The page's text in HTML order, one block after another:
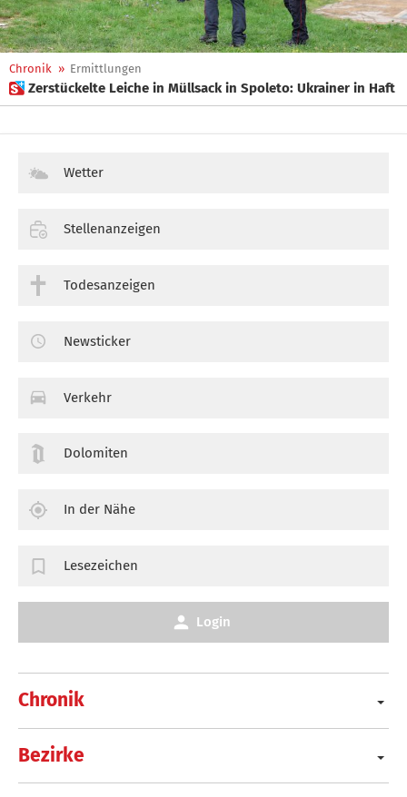
Chronik » Ermittlungen
 Zerstückelte Leiche in Müllsack in Spoleto: Ukrainer in Haft
Chronik
Bezirke
Wetter
Stellenanzeigen
Todesanzeigen
Newsticker
Verkehr
Dolomiten
In der Nähe
Lesezeichen
Login